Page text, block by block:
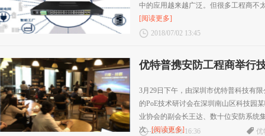
中的应用越来越广泛。但很多工程商不
[阅读更多]
2018/07/02 13:45
优特普携安防工程商举行
3月29日下午，由深圳市优特普科技有
的PoE技术研讨会在深圳南山区科技园
业协会的副会长王达、数十位安防系统
次...[阅读更多]
2018/03/30 16:36 优